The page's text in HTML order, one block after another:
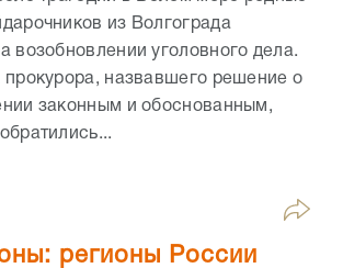
из Волгограда
возобновлении уголовного дела.
прокурора, назвавшего решение о
законным и обоснованным,
регионы России